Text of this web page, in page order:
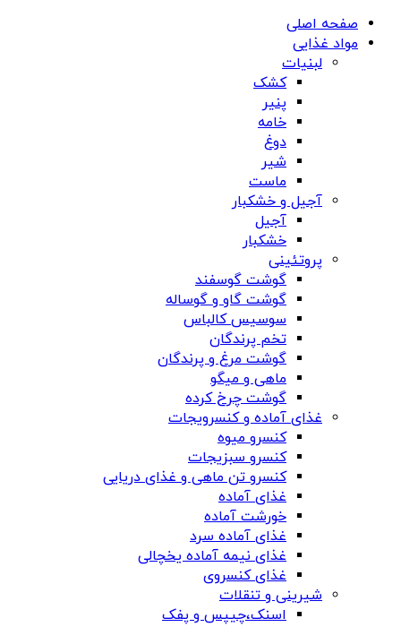
صفحه اصلی
مواد غذایی
لبنیات
کشک
پنیر
خامه
دوغ
شیر
ماست
آجیل و خشکبار
آجیل
خشکبار
پروتئینی
گوشت گوسفند
گوشت گاو و گوساله
سوسیس کالباس
تخم پرندگان
گوشت مرغ و پرندگان
ماهی و میگو
گوشت چرخ کرده
غذای آماده و کنسرویجات
کنسرو میوه
کنسرو سبزیجات
کنسرو تن ماهی و غذای دریایی
غذای آماده
خورشت آماده
غذای آماده سرد
غذای نیمه آماده یخچالی
غذای کنسروی
شیرینی و تنقلات
اسنک،چیپس و پفک